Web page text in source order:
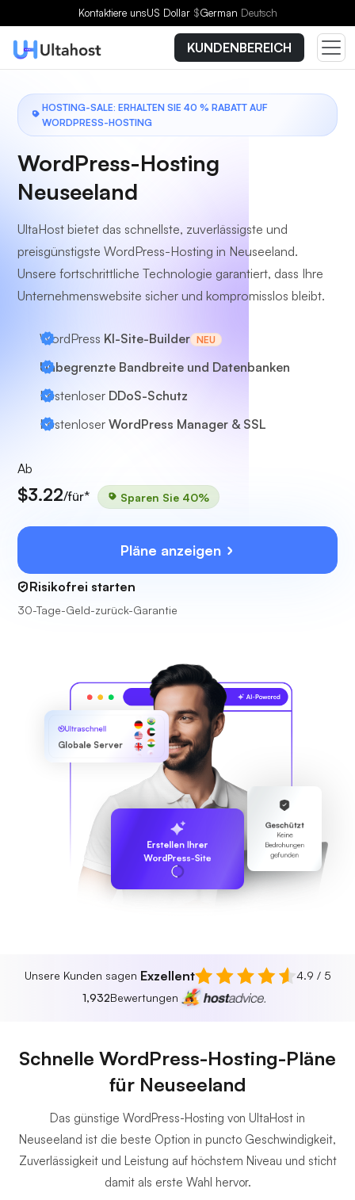
Kontaktiere unsUS Dollar $German Deutsch
KUNDENBEREICH
HOSTING-SALE: ERHALTEN SIE 40 % RABATT AUF
WORDPRESS-HOSTING
WordPress-Hosting
Neuseeland
UltaHost bietet das schnellste, zuverlässigste und
preisgünstigste WordPress-Hosting in Neuseeland.
Unsere fortschrittliche Technologie garantiert, dass Ihre
Unternehmenswebsite sicher und kompromisslos bleibt.
WordPress KI-Site-Builder NEU
Unbegrenzte Bandbreite und Datenbanken
Kostenloser DDoS-Schutz
Kostenloser WordPress Manager & SSL
Ab
$3.22/für* Sparen Sie 40%
Pläne anzeigen
Risikofrei starten
30-Tage-Geld-zurück-Garantie
Geschützt
Keine
Bedrohungen
gefunden
Ultraschnell
Globale Server
Erstellen Ihrer
WordPress-Site
Unsere Kunden sagen Exzellent
4.9 / 5
1,932Bewertungen
Schnelle WordPress-Hosting-Pläne
für Neuseeland
Das günstige WordPress-Hosting von UltaHost in
Neuseeland ist die beste Option in puncto Geschwindigkeit,
Zuverlässigkeit und Leistung auf höchstem Niveau und sticht
damit als erste Wahl hervor.